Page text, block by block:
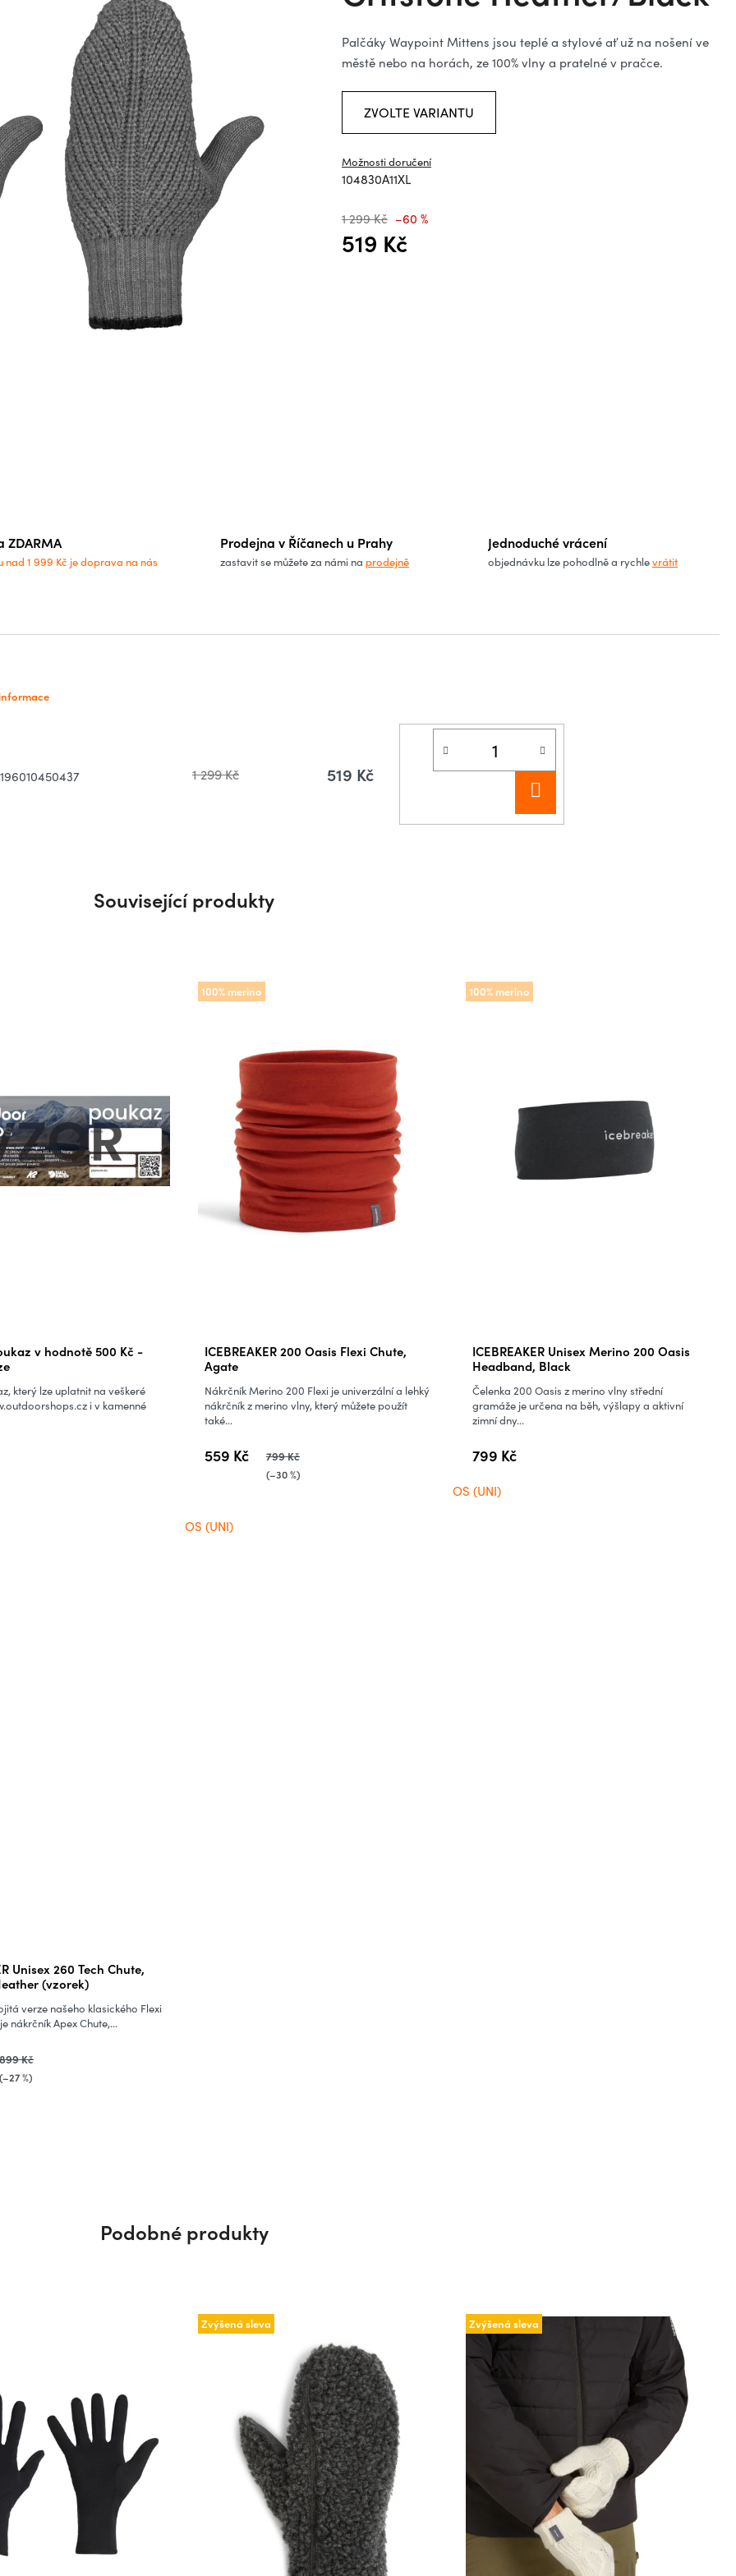
Palčáky Waypoint Mittens jsou teplé a stylové ať už na nošení ve
městě nebo na horách, ze 100% vlny a pratelné v pračce.
ZVOLTE VARIANTU
Možnosti doručení
104830A11XL
1 299 Kč –60 %
519 Kč
ZDARMA
nad 1 999 Kč je doprava na nás
Prodejna v Říčanech u Prahy
zastavit se můžete za námi na prodejně
Jednoduché vrácení
objednávku lze pohodlně a rychlevrátit
196010450437
1 299 Kč 519 Kč
DO
KOŠÍKU
Související produkty
v hodnotě 500 Kč -
který lze uplatnit na veškeré
i v kamenné
100% merino
ICEBREAKER 200 Oasis Flexi Chute,
Agate
559 Kč 799 Kč
(–30 %)
Nákrčník Merino 200 Flexi je univerzální a lehký
nákrčník z merino vlny, který můžete použít
také...
OS (UNI)
100% merino
ICEBREAKER Unisex Merino 200 Oasis
Headband, Black
799 Kč
Čelenka 200 Oasis z merino vlny střední
gramáže je určena na běh, výšlapy a aktivní
zimní dny...
OS (UNI)
Unisex 260 Tech Chute,
(vzorek)
899 Kč
(–27 %)
verze našeho klasického Flexi
nákrčník Apex Chute,...
Podobné produkty
Zvýšená sleva Zvýšená sleva